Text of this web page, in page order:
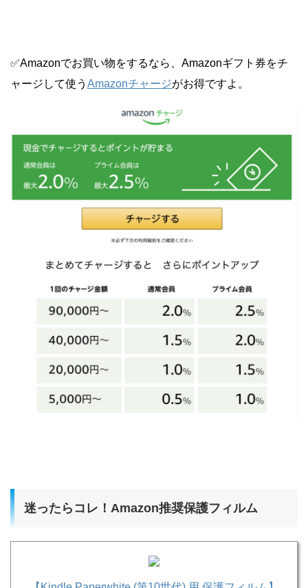
✅Amazonでお買い物をするなら、Amazonギフト券をチ
ャージして使う Amazonチャージがお得ですよ。
迷ったらコレ！Amazon推奨保護フィルム